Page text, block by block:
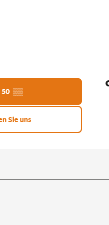
50 ▒▒
Sie uns